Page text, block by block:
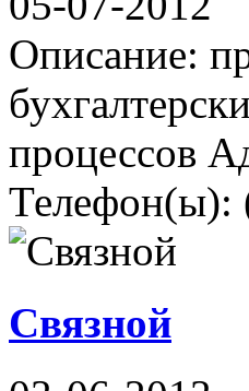
Описание:
процессов
Телефон(ы):
Связной